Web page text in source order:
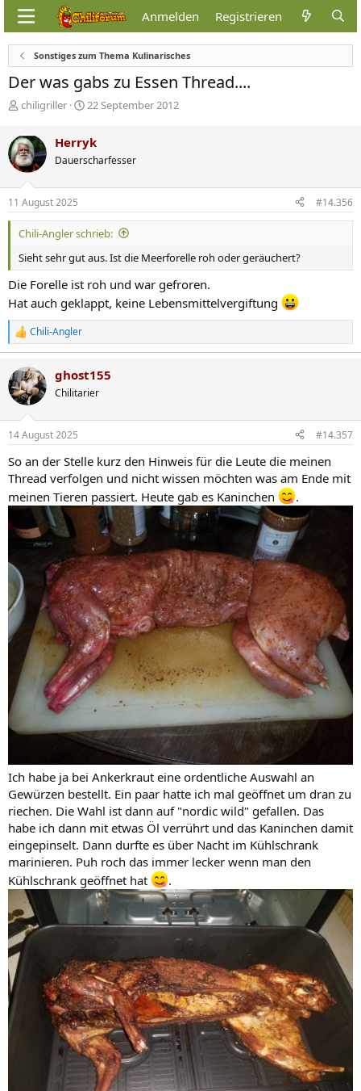
Anmelden Registrieren
Sonstiges zum Thema Kulinarisches
Der was gabs zu Essen Thread....
E
s
t
e
l
l
e
r
chiligriller
E
t
e
l
a
m
22 September 2012
Herryk
Dauerscharfesser
11 August 2025 #14.356
Chili-Angler schrieb:
Sieht sehr gut aus. Ist die Meerforelle roh oder geräuchert?
Die Forelle ist roh und war gefroren.
Hat auch geklappt, keine Lebensmittelvergiftung
R
e
k
t
i
e
:
Chili-Angler
ghost155
Chilitarier
14 August 2025 #14.357
So an der Stelle kurz den Hinweis für die Leute die meinen
Thread verfolgen und nicht wissen möchten was am Ende mit
meinen Tieren passiert. Heute gab es Kaninchen
.
Ich habe ja bei Ankerkraut eine ordentliche Auswahl an
Gewürzen bestellt. Ein paar hatte ich mal geöffnet um dran zu
riechen. Die Wahl ist dann auf "nordic wild" gefallen. Das
habe ich dann mit etwas Öl verrührt und das Kaninchen damit
eingepinselt. Dann durfte es über Nacht im Kühlschrank
marinieren. Puh roch das immer lecker wenn man den
Kühlschrank geöffnet hat
.